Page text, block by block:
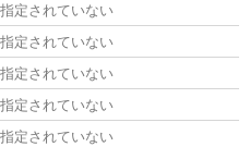
指定されていない
指定されていない
指定されていない
指定されていない
指定されていない